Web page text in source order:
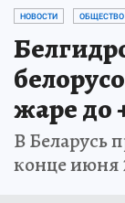
НОВОСТИ ОБЩЕСТВО
жаре до
В Беларусь
конце июня